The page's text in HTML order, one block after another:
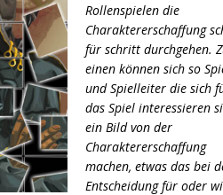
Rollenspielen die
Charaktererschaffung
für schritt durchgehen.
einen können sich so
und Spielleiter die sich
das Spiel interessieren
ein Bild von der
Charaktererschaffung
machen, etwas das bei
Entscheidung für oder